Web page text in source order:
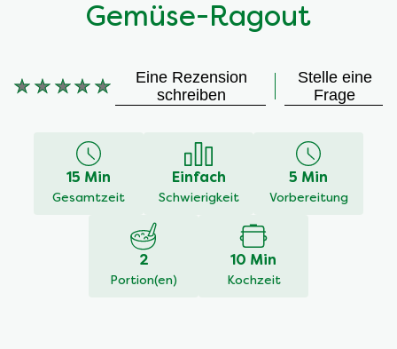
Gemüse-Ragout
Keine
abgegeben
Eine Rezension
schreiben
Stelle eine
Frage
15 Min
Gesamtzeit
Einfach
Schwierigkeit
5 Min
Vorbereitung
2
Portion(en)
10 Min
Kochzeit